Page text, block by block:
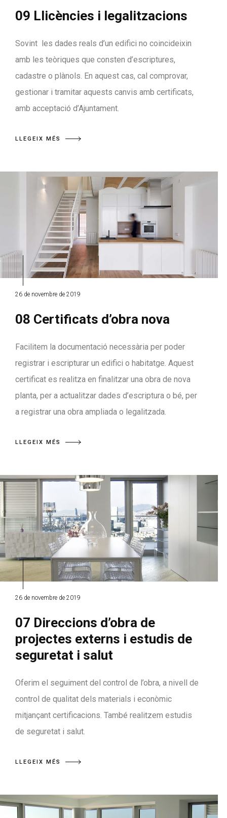
09 Llicències i legalitzacions
Sovint les dades reals d’un edifici no coincideixin
amb les teòriques que consten d’escriptures,
cadastre o plànols. En aquest cas, cal comprovar,
gestionar i tramitar aquests canvis amb certificats,
amb acceptació d’Ajuntament.
LLEGEIX MÉS
26 de novembre de 2019
08 Certificats d’obra nova
Facilitem la documentació necessària per poder
registrar i escripturar un edifici o habitatge. Aquest
certificat es realitza en finalitzar una obra de nova
planta, per a actualitzar dades d’escriptura o bé, per
a registrar una obra ampliada o legalitzada.
LLEGEIX MÉS
26 de novembre de 2019
07 Direccions d’obra de
projectes externs i estudis de
seguretat i salut
Oferim el seguiment del control de l’obra, a nivell de
control de qualitat dels materials i econòmic
mitjançant certificacions. També realitzem estudis
de seguretat i salut.
LLEGEIX MÉS